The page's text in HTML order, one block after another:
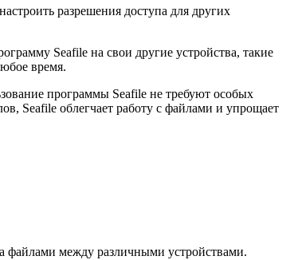
разрешения доступа для других
Seafile на свои другие устройства, такие
время.
программы Seafile не требуют особых
Seafile облегчает работу с файлами и упрощает
файлами между различными устройствами.